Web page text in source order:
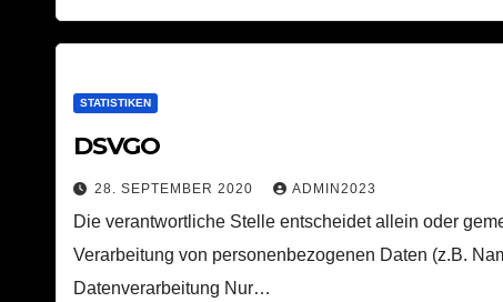
STATISTIKEN
DSVGO
28. SEPTEMBER 2020 ADMIN2023
Die verantwortliche Stelle entscheidet allein oder
Verarbeitung von personenbezogenen Daten (z.B.
Datenverarbeitung Nur…